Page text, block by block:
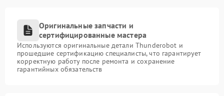
Оригинальные запчасти и
сертифицированные мастера
Используются оригинальные детали Thunderobot и
прошедшие сертификацию специалисты, что гарантирует
корректную работу после ремонта и сохранение
гарантийных обязательств